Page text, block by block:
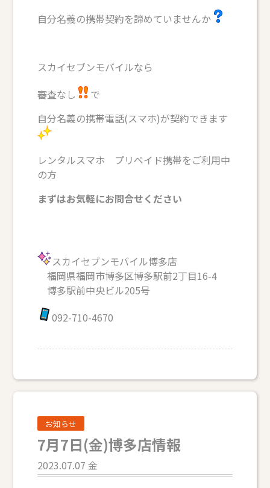
自分名義の携帯契約を諦めていませんか
スカイセブンモバイルなら
審査なし
で
自分名義の携帯電話(スマホ)が契約できます
レンタルスマホ プリペイド携帯をご利用中
の方
まずはお気軽にお問合せください
スカイセブンモバイル博多店
福岡県福岡市博多区博多駅前2丁目16-4
博多駅前中央ビル205号
092-710-4670
お知らせ
7月7日(金)博多店情報
2023.07.07 金